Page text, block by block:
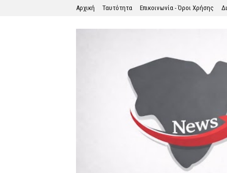
Αρχική Ταυτότητα Επικοινωνία - Όροι Χρήσης